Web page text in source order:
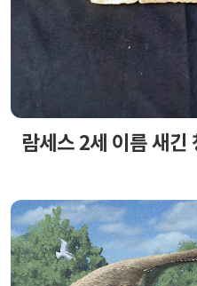
람세스 2세 이름 새긴